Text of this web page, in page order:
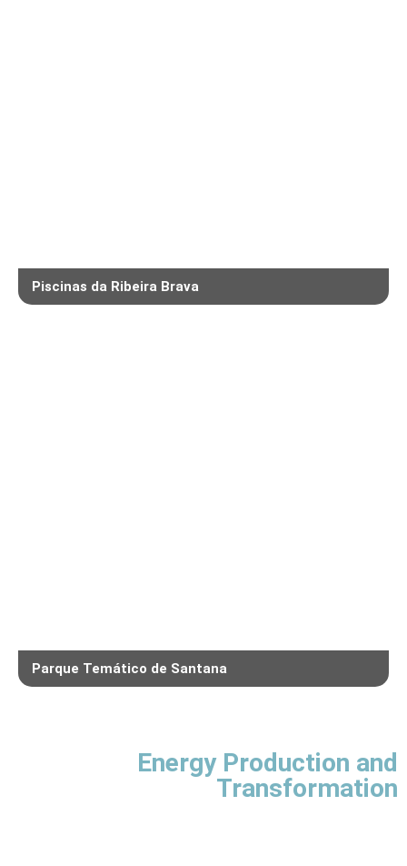
Piscinas da Ribeira Brava
Parque Temático de Santana
Energy Production and
Transformation